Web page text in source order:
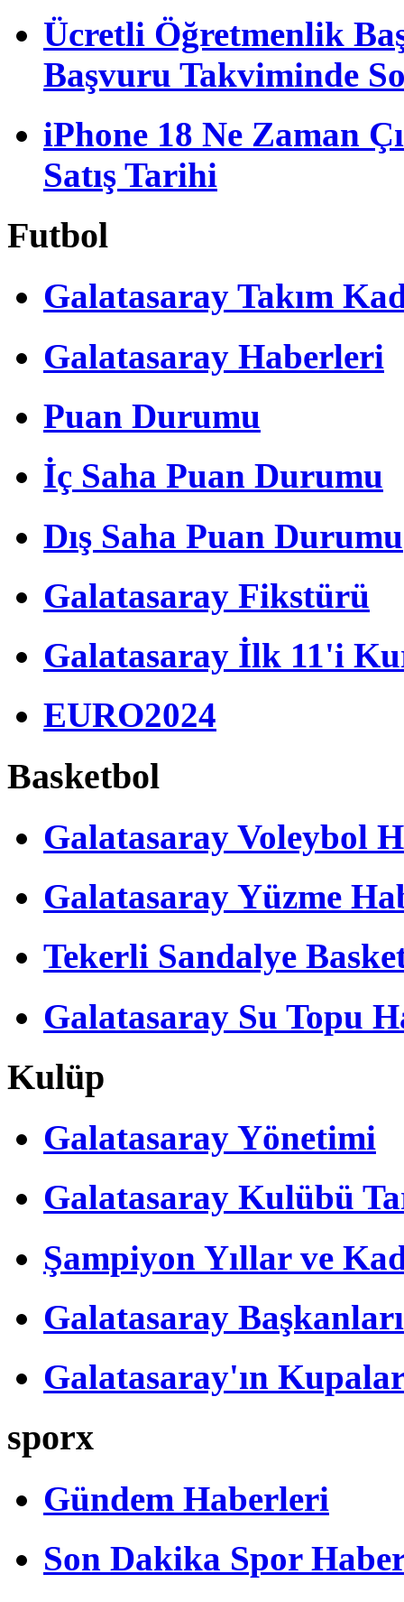
Ücretli Öğretmenlik
Başvuru Takviminde
iPhone 18 Ne Zaman
Satış Tarihi
Futbol
Galatasaray Takım
Galatasaray Haberleri
Puan Durumu
İç Saha Puan Durumu
Dış Saha Puan Durumu
Galatasaray Fikstürü
Galatasaray İlk 11'i
EURO2024
Basketbol
Galatasaray Voleybol
Galatasaray Yüzme
Tekerli Sandalye
Galatasaray Su Topu
Kulüp
Galatasaray Yönetimi
Galatasaray Kulübü
Şampiyon Yıllar ve
Galatasaray Başkanları
Galatasaray'ın
sporx
Gündem Haberleri
Son Dakika Spor